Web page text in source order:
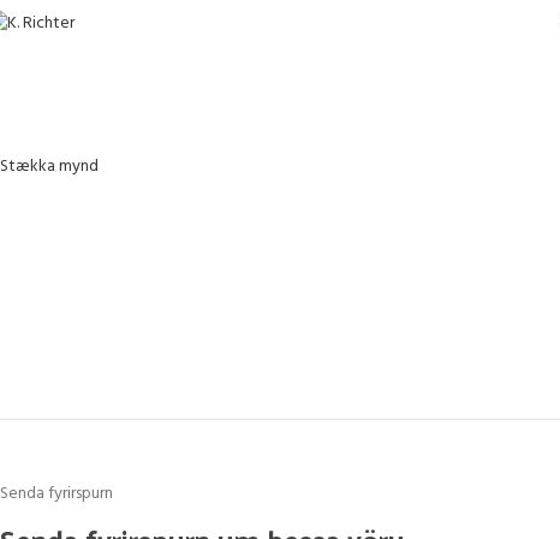
Stækka mynd
Senda fyrirspurn
Senda